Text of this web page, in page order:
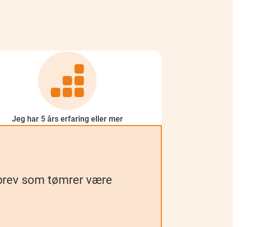
Jeg har 5 års erfaring eller mer
som tømrer være